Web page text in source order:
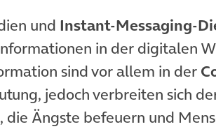
und Instant-Messaging-
in der digitalen
sind vor allem in der
jedoch verbreiten sich
die Ängste befeuern und